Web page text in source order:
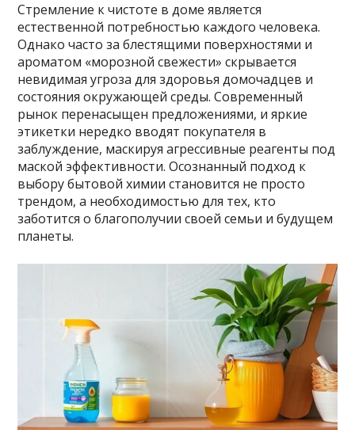
Стремление к чистоте в доме является
естественной потребностью каждого человека.
Однако часто за блестящими поверхностями и
ароматом «морозной свежести» скрывается
невидимая угроза для здоровья домочадцев и
состояния окружающей среды. Современный
рынок перенасыщен предложениями, и яркие
этикетки нередко вводят покупателя в
заблуждение, маскируя агрессивные реагенты под
маской эффективности. Осознанный подход к
выбору бытовой химии становится не просто
трендом, а необходимостью для тех, кто
заботится о благополучии своей семьи и будущем
планеты.